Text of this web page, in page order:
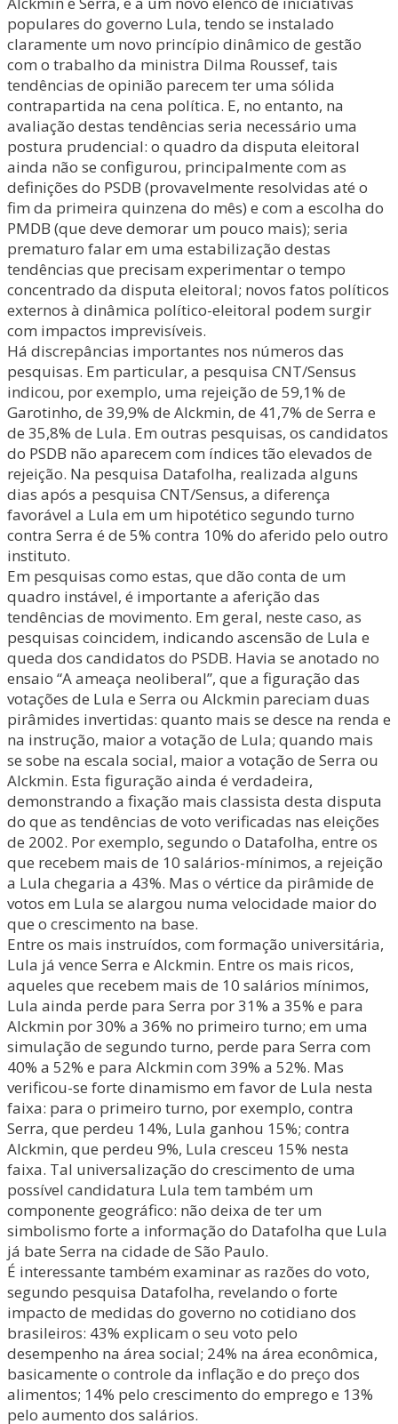
populares do governo Lula, tendo se instalado
claramente um novo princípio dinâmico de gestão
com o trabalho da ministra Dilma Roussef, tais
tendências de opinião parecem ter uma sólida
contrapartida na cena política. E, no entanto, na
avaliação destas tendências seria necessário uma
postura prudencial: o quadro da disputa eleitoral
ainda não se configurou, principalmente com as
definições do PSDB (provavelmente resolvidas até o
fim da primeira quinzena do mês) e com a escolha do
PMDB (que deve demorar um pouco mais); seria
prematuro falar em uma estabilização destas
tendências que precisam experimentar o tempo
concentrado da disputa eleitoral; novos fatos políticos
externos à dinâmica político-eleitoral podem surgir
com impactos imprevisíveis.
Há discrepâncias importantes nos números das
pesquisas. Em particular, a pesquisa CNT/Sensus
indicou, por exemplo, uma rejeição de 59,1% de
Garotinho, de 39,9% de Alckmin, de 41,7% de Serra e
de 35,8% de Lula. Em outras pesquisas, os candidatos
do PSDB não aparecem com índices tão elevados de
rejeição. Na pesquisa Datafolha, realizada alguns
dias após a pesquisa CNT/Sensus, a diferença
favorável a Lula em um hipotético segundo turno
contra Serra é de 5% contra 10% do aferido pelo outro
instituto.
Em pesquisas como estas, que dão conta de um
quadro instável, é importante a aferição das
tendências de movimento. Em geral, neste caso, as
pesquisas coincidem, indicando ascensão de Lula e
queda dos candidatos do PSDB. Havia se anotado no
ensaio “A ameaça neoliberal”, que a figuração das
votações de Lula e Serra ou Alckmin pareciam duas
pirâmides invertidas: quanto mais se desce na renda e
na instrução, maior a votação de Lula; quando mais
se sobe na escala social, maior a votação de Serra ou
Alckmin. Esta figuração ainda é verdadeira,
demonstrando a fixação mais classista desta disputa
do que as tendências de voto verificadas nas eleições
de 2002. Por exemplo, segundo o Datafolha, entre os
que recebem mais de 10 salários-mínimos, a rejeição
a Lula chegaria a 43%. Mas o vértice da pirâmide de
votos em Lula se alargou numa velocidade maior do
que o crescimento na base.
Entre os mais instruídos, com formação universitária,
Lula já vence Serra e Alckmin. Entre os mais ricos,
aqueles que recebem mais de 10 salários mínimos,
Lula ainda perde para Serra por 31% a 35% e para
Alckmin por 30% a 36% no primeiro turno; em uma
simulação de segundo turno, perde para Serra com
40% a 52% e para Alckmin com 39% a 52%. Mas
verificou-se forte dinamismo em favor de Lula nesta
faixa: para o primeiro turno, por exemplo, contra
Serra, que perdeu 14%, Lula ganhou 15%; contra
Alckmin, que perdeu 9%, Lula cresceu 15% nesta
faixa. Tal universalização do crescimento de uma
possível candidatura Lula tem também um
componente geográfico: não deixa de ter um
simbolismo forte a informação do Datafolha que Lula
já bate Serra na cidade de São Paulo.
É interessante também examinar as razões do voto,
segundo pesquisa Datafolha, revelando o forte
impacto de medidas do governo no cotidiano dos
brasileiros: 43% explicam o seu voto pelo
desempenho na área social; 24% na área econômica,
basicamente o controle da inflação e do preço dos
alimentos; 14% pelo crescimento do emprego e 13%
pelo aumento dos salários.